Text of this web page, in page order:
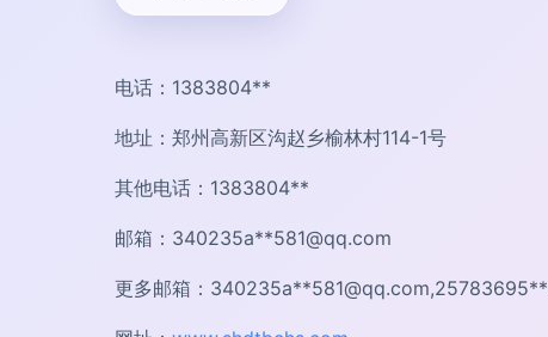
电话：1383804**
地址：郑州高新区沟赵乡榆林村114-1号
其他电话：1383804**
邮箱：340235a**581@qq.com
更多邮箱：340235a**581@qq.com,25783695**